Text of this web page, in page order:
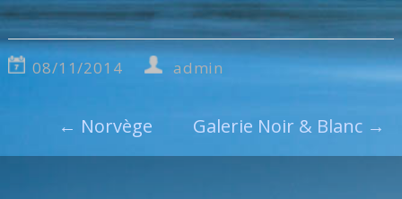
08/11/2014 admin
← Norvège Galerie Noir & Blanc →